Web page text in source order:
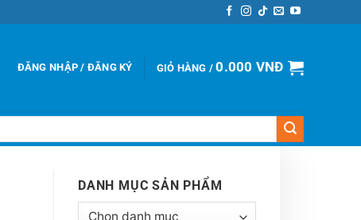
ĐĂNG NHẬP / ĐĂNG KÝ GIỎ HÀNG /0.000 VNĐ
DANH MỤC SẢN PHẨM